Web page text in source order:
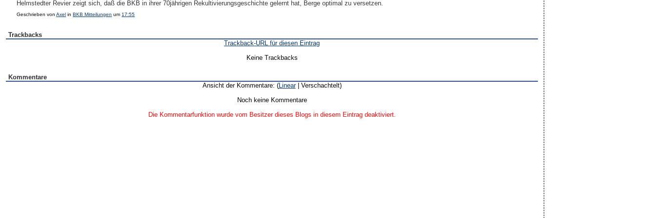
Helmstedter Revier zeigt sich, daß die BKB in ihrer 70jährigen Rekultivierungsgeschichte gelernt hat, Berge optimal zu versetzen.
Geschrieben vonAxel inBKB Mitteilungen um 17:55
Trackbacks
Trackback-URL für diesen Eintrag
Keine Trackbacks
Kommentare
Ansicht der Kommentare: (Linear| Verschachtelt)
Noch keine Kommentare
Die Kommentarfunktion wurde vom Besitzer dieses Blogs in diesem Eintrag deaktiviert.